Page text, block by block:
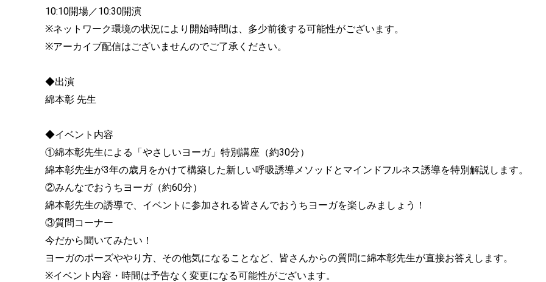
10:10開場／10:30開演
※ネットワーク環境の状況により開始時間は、多少前後する可能性がございます。
※アーカイブ配信はございませんのでご了承ください。
◆出演
綿本彰 先生
◆イベント内容
①綿本彰先生による「やさしいヨーガ」特別講座（約30分）
綿本彰先生が3年の歳月をかけて構築した新しい呼吸誘導メソッドとマインドフルネス誘導を特別解説します。
②みんなでおうちヨーガ（約60分）
綿本彰先生の誘導で、イベントに参加される皆さんでおうちヨーガを楽しみましょう！
③質問コーナー
今だから聞いてみたい！
ヨーガのポーズややり方、その他気になることなど、皆さんからの質問に綿本彰先生が直接お答えします。
※イベント内容・時間は予告なく変更になる可能性がございます。